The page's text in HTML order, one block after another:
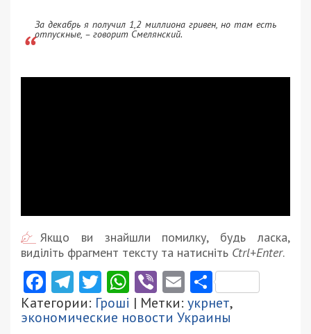
За декабрь я получил 1,2 миллиона гривен, но там есть
отпускные, – говорит Смелянский.
Якщо ви знайшли помилку, будь ласка,
виділіть фрагмент тексту та натисніть Ctrl+Enter.
Facebook
Telegram
Twitter
WhatsApp
ViberEmail
Категории: Гроші | Метки: укрнет,
экономические новости Украины